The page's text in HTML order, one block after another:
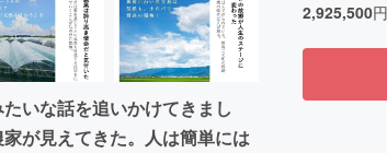
いな話を追いかけてきまし
が見えてきた。人は簡単には
2,925,500